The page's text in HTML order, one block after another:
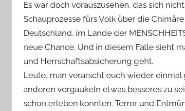
Es war doch vorauszusehen, das sich
Schauprozesse fürs Volk über die
Deutschland, im Lande der
neue Chance. Und in diesem Falle sieht
und Herrschaftsabsicherung geht.
Leute, man verarscht euch wieder
anderen vorgaukeln etwas besseres zu
schon erleben konnten. Terror und